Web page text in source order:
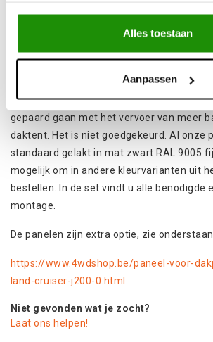
Alles toestaan
Aanpassen
mogelijk om eenvoudig extra apparatuur
te installeren. De set bevat alle
dergelijke panelen).
eenvoudig te monteren
demonteren. Het zal zeker lange reizen
gepaard gaan met het vervoer van meer
daktent. Het is niet goedgekeurd. Al onze
standaard gelakt in mat zwart RAL 9005
mogelijk om in andere kleurvarianten uit
bestellen. In de set vindt u alle benodigde
montage.
De panelen zijn extra optie, zie
https://www.4wdshop.be/paneel-voor-
land-cruiser-j200-0.html
Niet gevonden wat je zocht?
Laat ons helpen!